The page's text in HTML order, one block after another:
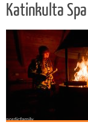
Katinkulta